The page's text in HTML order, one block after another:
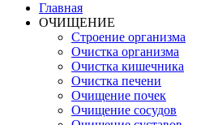
Главная
ОЧИЩЕНИЕ
Строение организма
Очистка организма
Очистка кишечника
Очистка печени
Очищение почек
Очищение сосудов